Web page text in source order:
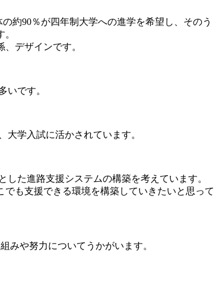
約90％が四年制大学への進学を希望し、そのう
デザインです。
いです。
学入試に活かされています。
た進路支援システムの構築を考えています。
も支援できる環境を構築していきたいと思って
みや努力についてうかがいます。